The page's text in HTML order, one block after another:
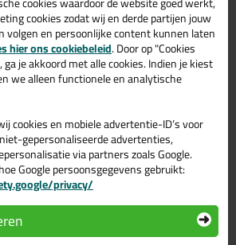
plaatsen en
bestelling en start "iDeal" ga je
en start je de
geplaatst. Na de betaling is het
naar onze shop zodat er direct
dat je betaling is gelukt zodat je
gaat ondervinden.
cookies zodat wij en derde partijen jouw
volgen en persoonlijke content kunnen laten
hier ons cookiebeleid. Door op "Cookies
je akkoord met alle cookies. Indien je kiest
we alleen functionele en analytische
cookies en mobiele advertentie-ID’s voor
gepersonaliseerde advertenties,
via partners zoals Google.
Google persoonsgegevens gebruikt:
privacy/